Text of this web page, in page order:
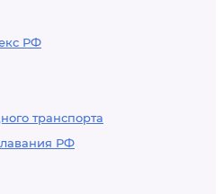
РФ
транспорта
РФ